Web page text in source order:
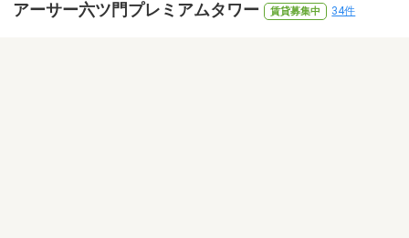
アーサー六ツ門プレミアムタワー 賃貸募集中 34件